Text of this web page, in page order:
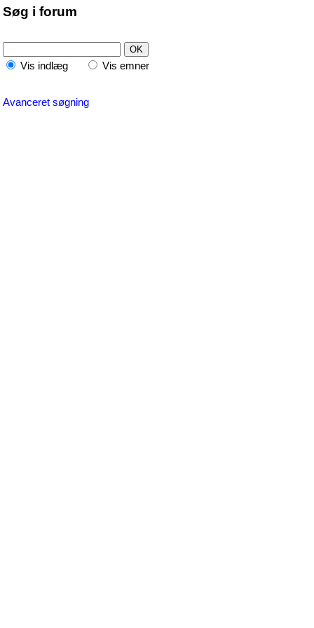
Søg i forum
Vis indlæg Vis emner
Avanceret søgning